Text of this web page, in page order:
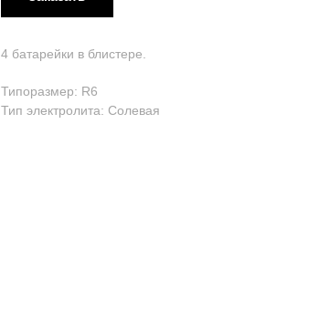
4 батарейки в блистере.
Типоразмер: R6
Тип электролита: Солевая